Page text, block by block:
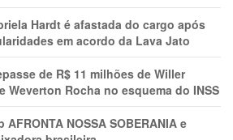
Hardt é afastada do cargo após
em acordo da Lava Jato
de R$ 11 milhões de Willer
Weverton Rocha no esquema do INSS
NOSSA SOBERANIA e